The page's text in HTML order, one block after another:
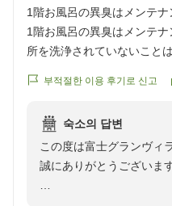
バーベキューをするにも、
の行き来が大変なので、2階
めです。
クチコミの詳細はこちら
https://
今回いただいたお部屋の
ンの動線に関するご指摘
要な課題として今後の参
快適にお過ごしいただけ
キャンセルポリシーにつ
て真摯に受け止めさせて
1階お風呂の異臭はメンテ
1階お風呂の異臭はメンテ
所を洗浄されていないこと
はずです。
クチコミの詳細はこちら
https://
reviewId=33123477937934
부적절한 이용 후기로 신고
숙소의 답변
この度は富士グランヴィ
誠にありがとうございます